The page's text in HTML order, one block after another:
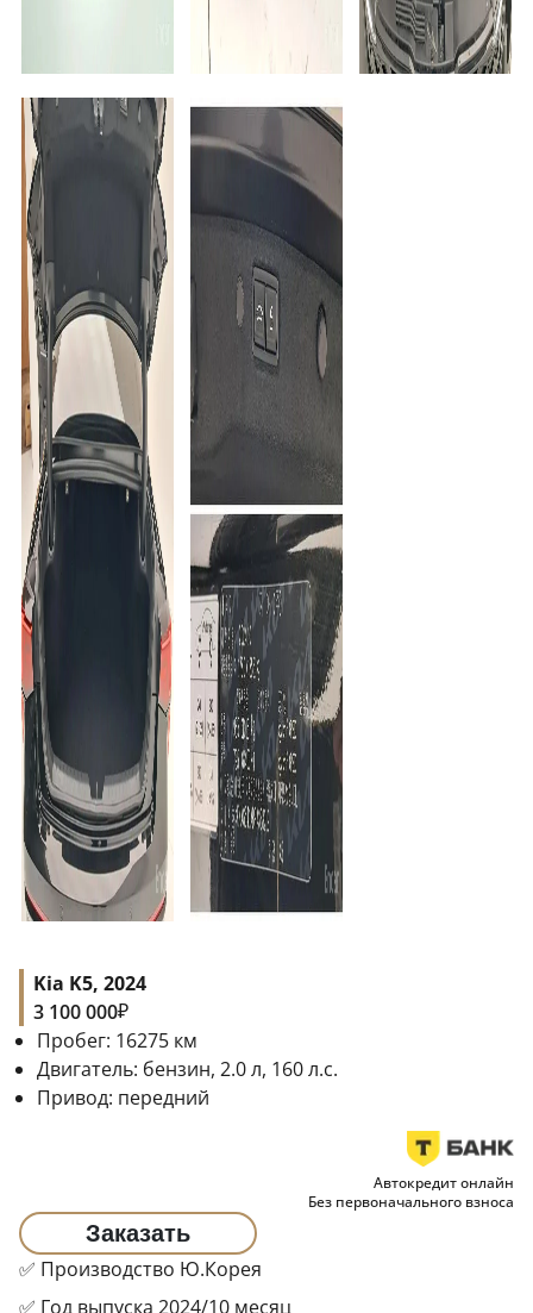
Kia K5, 2024
3 100 000₽
Пробег: 16275 км
Двигатель: бензин, 2.0 л, 160 л.с.
Привод: передний
Автокредит онлайн
Без первоначального взноса
Заказать
✅ Производство Ю.Корея
✅ Год выпуска 2024/10 месяц